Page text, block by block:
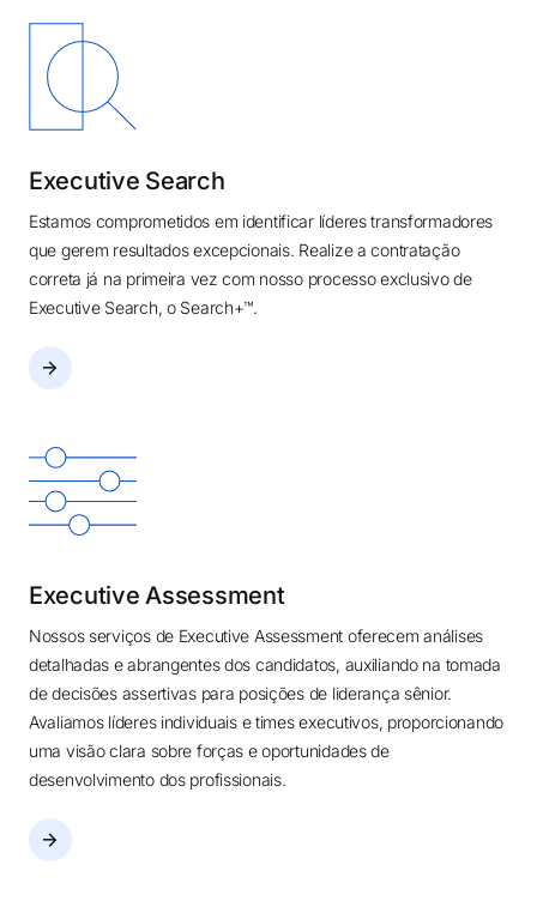
Executive Search
Estamos comprometidos em identificar líderes transformadores
que gerem resultados excepcionais. Realize a contratação
correta já na primeira vez com nosso processo exclusivo de
Executive Search, o Search+™.
Executive Assessment
Nossos serviços de Executive Assessment oferecem análises
detalhadas e abrangentes dos candidatos, auxiliando na tomada
de decisões assertivas para posições de liderança sênior.
Avaliamos líderes individuais e times executivos, proporcionando
uma visão clara sobre forças e oportunidades de
desenvolvimento dos profissionais.